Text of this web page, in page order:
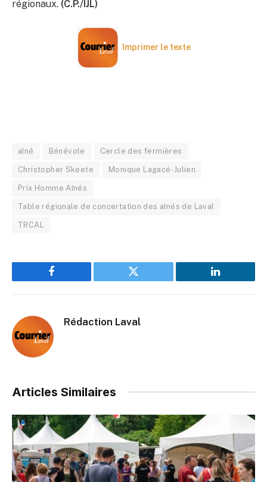
régionaux. (C.P./IJL)
Imprimer le texte
aîné Bénévole Cercle des fermières
Christopher Skeete Monique Lagacé-Julien
Prix Homme Aînés
Table régionale de concertation des aînés de Laval
TRCAL
Facebook Twitter LinkedIn
Rédaction Laval
Articles Similaires